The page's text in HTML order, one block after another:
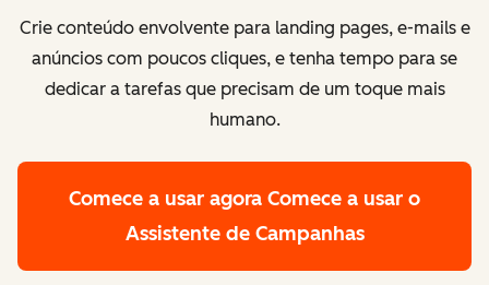
Crie conteúdo envolvente para landing pages, e-mails e
anúncios com poucos cliques, e tenha tempo para se
dedicar a tarefas que precisam de um toque mais
humano.
Comece a usar agora Comece a usar o
Assistente de Campanhas